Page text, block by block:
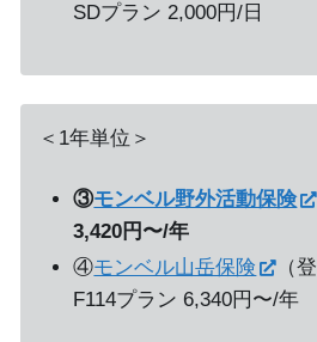
SDプラン 2,000円/日
＜1年単位＞
③モンベル野外活動保険
3,420円〜/年
④モンベル山岳保険
（
F114プラン 6,340円〜/年